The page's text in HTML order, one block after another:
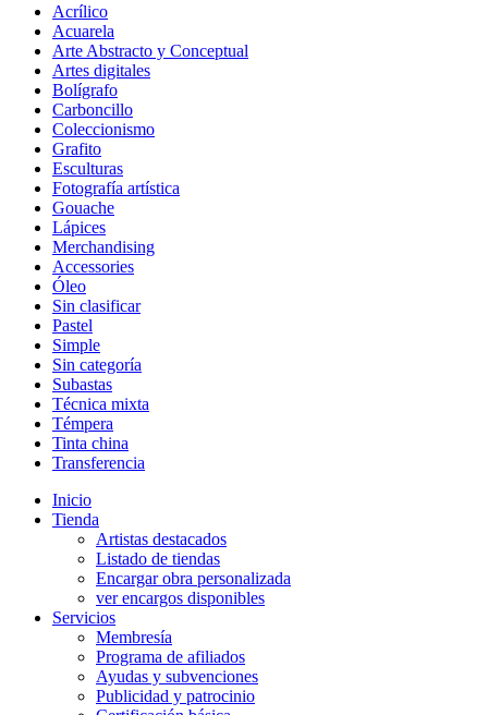
Acrílico
Acuarela
Arte Abstracto y Conceptual
Artes digitales
Bolígrafo
Carboncillo
Coleccionismo
Grafito
Esculturas
Fotografía artística
Gouache
Lápices
Merchandising
Accessories
Óleo
Sin clasificar
Pastel
Simple
Sin categoría
Subastas
Técnica mixta
Témpera
Tinta china
Transferencia
Inicio
Tienda
Artistas destacados
Listado de tiendas
Encargar obra personalizada
ver encargos disponibles
Servicios
Membresía
Programa de afiliados
Ayudas y subvenciones
Publicidad y patrocinio